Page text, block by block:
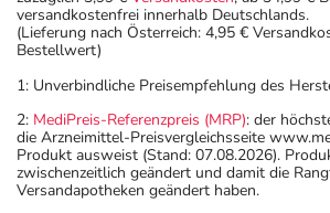
versandkostenfrei innerhalb Deutschlands.
(Lieferung nach Österreich: 4,95 €
Bestellwert)
1: Unverbindliche Preisempfehlung des
2: MediPreis-Referenzpreis (MRP): der
die Arzneimittel-Preisvergleichsseite
Produkt ausweist (Stand: 07.08.2026).
zwischenzeitlich geändert und damit die
Versandapotheken geändert haben.